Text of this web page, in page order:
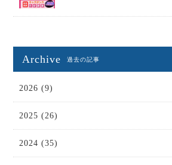
Archive 過去の記事
2026 (9)
2025 (26)
2024 (35)